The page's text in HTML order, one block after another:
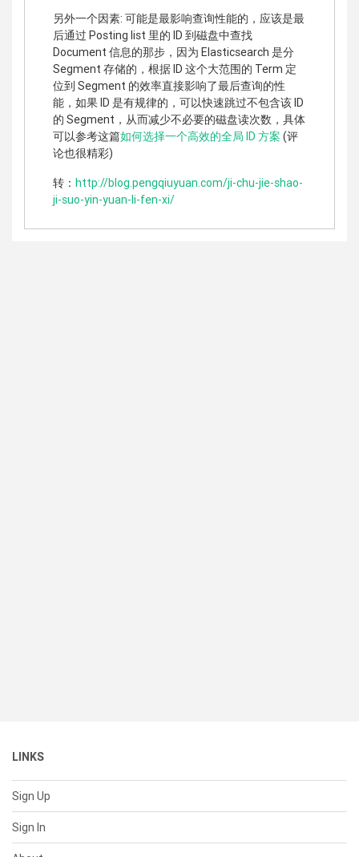
另外一个因素: 可能是最影响查询性能的，应该是最
后通过 Posting list 里的 ID 到磁盘中查找
Document 信息的那步，因为 Elasticsearch 是分
Segment 存储的，根据 ID 这个大范围的 Term 定
位到 Segment 的效率直接影响了最后查询的性
能，如果 ID 是有规律的，可以快速跳过不包含该 ID
的 Segment，从而减少不必要的磁盘读次数，具体
可以参考这篇如何选择一个高效的全局 ID 方案 (评
论也很精彩)
转： http://blog.pengqiuyuan.com/ji-chu-jie-shao-
ji-suo-yin-yuan-li-fen-xi/
LINKS
Sign Up
Sign In